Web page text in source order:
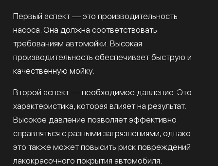
Первый аспект — это производительность
насоса. Она должна соответствовать
требованиям автомойки. Высокая
производительность обеспечивает быструю и
качественную мойку.
Второй аспект — необходимое давление. Это
характеристика, которая влияет на результат.
Высокое давление позволяет эффективно
справляться с разными загрязнениями, однако
это также может повысить риск повреждений
лакокрасочного покрытия автомобиля.